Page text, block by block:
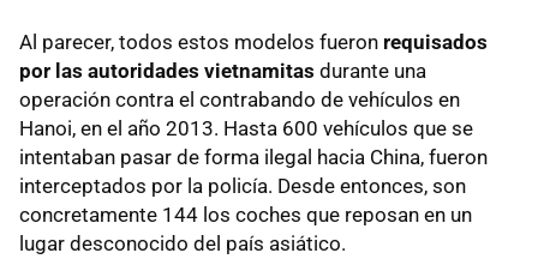
Al parecer, todos estos modelos fueron requisados
por las autoridades vietnamitas durante una
operación contra el contrabando de vehículos en
Hanoi, en el año 2013. Hasta 600 vehículos que se
intentaban pasar de forma ilegal hacia China, fueron
interceptados por la policía. Desde entonces, son
concretamente 144 los coches que reposan en un
lugar desconocido del país asiático.